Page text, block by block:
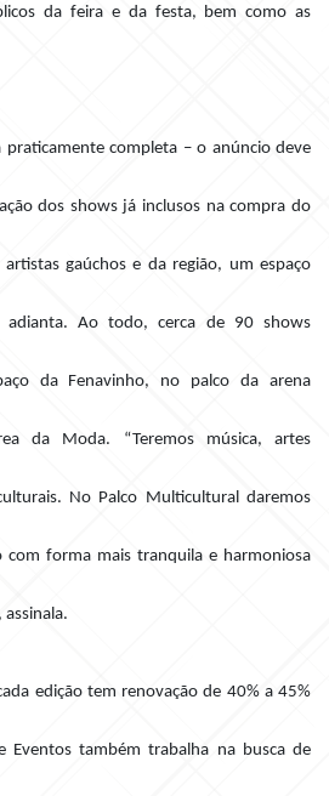
da feira e da festa, bem como as
completa – o anúncio deve
dos shows já inclusos na compra do
gaúchos e da região, um espaço
adianta. Ao todo, cerca de 90 shows
da Fenavinho, no palco da arena
da Moda. “Teremos música, artes
No Palco Multicultural daremos
com forma mais tranquila e harmoniosa
assinala.
edição tem renovação de 40% a 45%
Eventos também trabalha na busca de